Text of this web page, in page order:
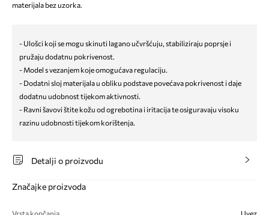
materijala bez uzorka.
- Ulošci koji se mogu skinuti lagano učvršćuju, stabiliziraju poprsje i
pružaju dodatnu pokrivenost.
- Model s vezanjem koje omogućava regulaciju.
- Dodatni sloj materijala u obliku podstave povećava pokrivenost i daje
dodatnu udobnost tijekom aktivnosti.
- Ravni šavovi štite kožu od ogrebotina i iritacija te osiguravaju visoku
razinu udobnosti tijekom korištenja.
Detalji o proizvodu
Značajke proizvoda
Vrsta kopčanja Uvez